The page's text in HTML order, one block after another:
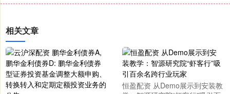
相关文章
恒盈配资 从Demo展示到安装教